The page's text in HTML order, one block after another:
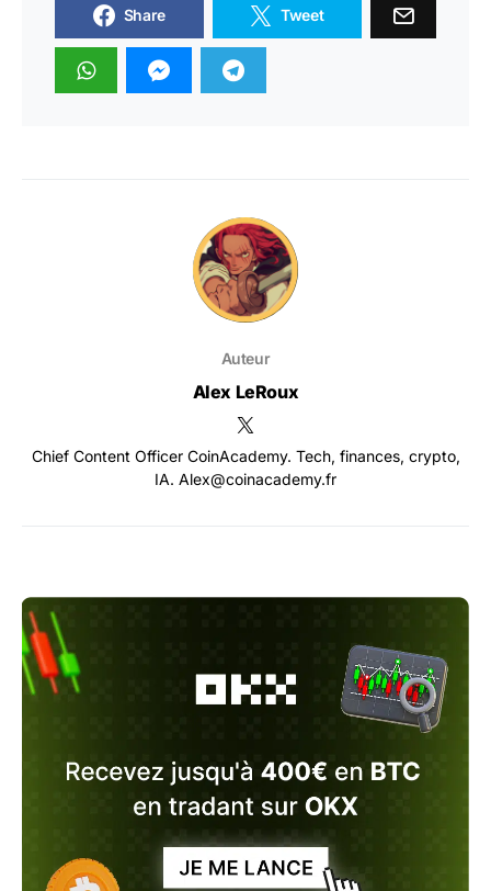
Share Tweet
Auteur
Alex LeRoux
Chief Content Officer CoinAcademy. Tech, finances, crypto,
IA. Alex@coinacademy.fr